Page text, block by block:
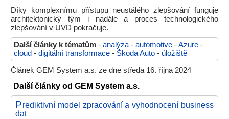
Díky komplexnímu přístupu neustálého zlepšování funguje
architektonický tým i nadále a proces technologického
zlepšování v UVD pokračuje.
Další články k tématům - analýza - automotive -Azure -
cloud - digitální transformace - Škoda Auto - úložiště
Článek GEM System a.s. ze dne středa 16. října 2024
Další články od GEM System a.s.
Prediktivní model zpracování a vyhodnocení business
dat